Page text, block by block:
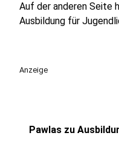
Auf der anderen Seite
Ausbildung für
Anzeige
Pawlas zu